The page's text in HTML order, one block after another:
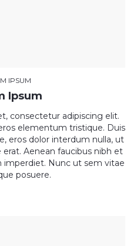
IPSUM
Ipsum
consectetur adipiscing elit.
elementum tristique. Duis
eros dolor interdum nulla, ut
Aenean faucibus nibh et
imperdiet. Nunc ut sem vitae
posuere.